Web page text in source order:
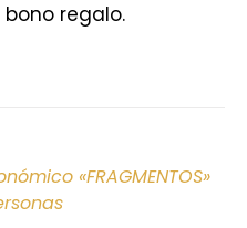
regalo.
«FRAGMENTOS»